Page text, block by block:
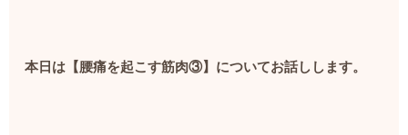
本日は【腰痛を起こす筋肉③】についてお話しします。